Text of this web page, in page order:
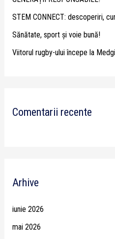
r
:STEM CONNECT: descoperiri,
Sănătate, sport și voie bună!
Viitorul rugby-ului începe la
Comentarii recente
Arhive
iunie 2026
mai 2026